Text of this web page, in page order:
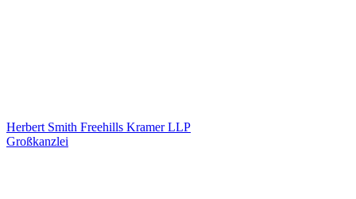
Herbert Smith Freehills Kramer LLP
Großkanzlei